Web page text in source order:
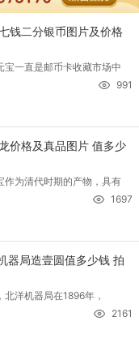
钱二分银币图片及价格
一直是邮币卡收藏市场中
991
价格及真品图片 值多少
为清代时期的产物，具有
1697
器局造壹圆值多少钱 拍
洋机器局在1896年，
2161